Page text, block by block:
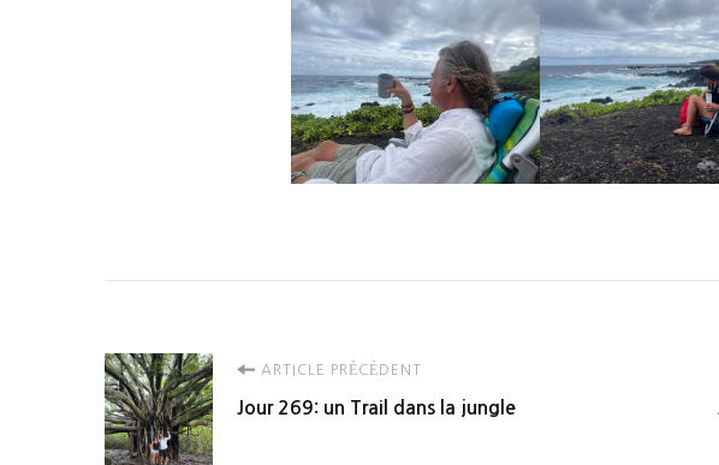
Navigation
d'article
ARTICLE PRÉCÉDENT
Jour 269: un Trail dans la jungle